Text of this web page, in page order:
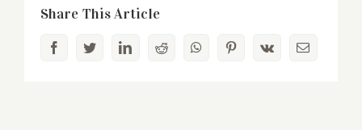
Share This Article
FacebookTwitterLinkedInReddit WhatsAppPinterestVk Email